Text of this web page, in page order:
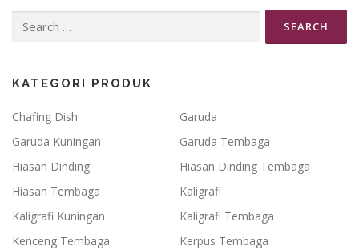
for:
KATEGORI PRODUK
Chafing Dish
Garuda
Garuda Kuningan
Garuda Tembaga
Hiasan Dinding
Hiasan Dinding Tembaga
Hiasan Tembaga
Kaligrafi
Kaligrafi Kuningan
Kaligrafi Tembaga
Kenceng Tembaga
Kerpus Tembaga